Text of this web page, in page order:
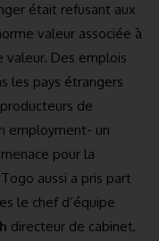
était refusant aux
valeur associée à
valeur. Des emplois
les pays étrangers
de
employment- un
pour la
aussi a pris part
le chef d’équipe
directeur de cabinet,